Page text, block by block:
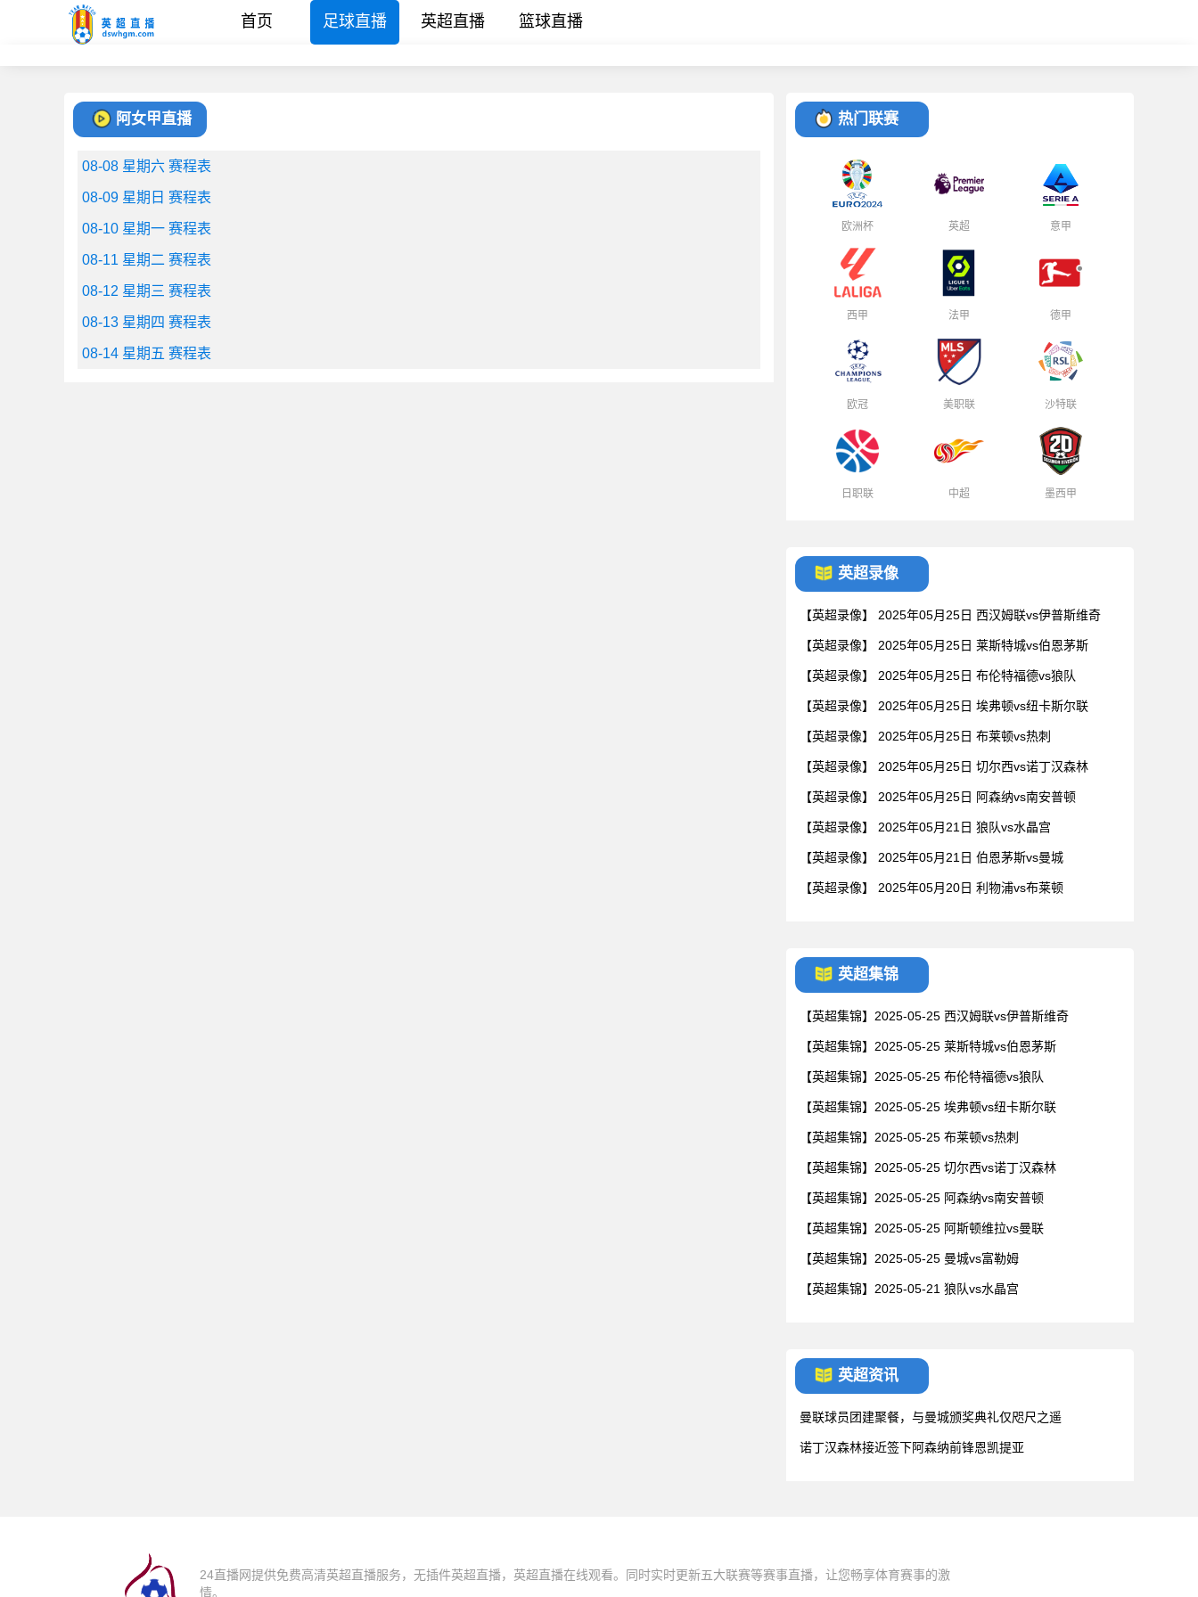
首页 足球直播 英超直播 篮球直播
阿女甲直播
08-08 星期六 赛程表
08-09 星期日 赛程表
08-10 星期一 赛程表
08-11 星期二 赛程表
08-12 星期三 赛程表
08-13 星期四 赛程表
08-14 星期五 赛程表
热门联赛
欧洲杯 英超 意甲
西甲 法甲 德甲
欧冠 美职联 沙特联
日职联 中超 墨西甲
英超录像
【英超录像】 2025年05月25日 西汉姆联vs伊普斯维奇
【英超录像】 2025年05月25日 莱斯特城vs伯恩茅斯
【英超录像】 2025年05月25日 布伦特福德vs狼队
【英超录像】 2025年05月25日 埃弗顿vs纽卡斯尔联
【英超录像】 2025年05月25日 布莱顿vs热刺
【英超录像】 2025年05月25日 切尔西vs诺丁汉森林
【英超录像】 2025年05月25日 阿森纳vs南安普顿
【英超录像】 2025年05月21日 狼队vs水晶宫
【英超录像】 2025年05月21日 伯恩茅斯vs曼城
【英超录像】 2025年05月20日 利物浦vs布莱顿
英超集锦
【英超集锦】2025-05-25 西汉姆联vs伊普斯维奇
【英超集锦】2025-05-25 莱斯特城vs伯恩茅斯
【英超集锦】2025-05-25 布伦特福德vs狼队
【英超集锦】2025-05-25 埃弗顿vs纽卡斯尔联
【英超集锦】2025-05-25 布莱顿vs热刺
【英超集锦】2025-05-25 切尔西vs诺丁汉森林
【英超集锦】2025-05-25 阿森纳vs南安普顿
【英超集锦】2025-05-25 阿斯顿维拉vs曼联
【英超集锦】2025-05-25 曼城vs富勒姆
【英超集锦】2025-05-21 狼队vs水晶宫
英超资讯
曼联球员团建聚餐，与曼城颁奖典礼仅咫尺之遥
诺丁汉森林接近签下阿森纳前锋恩凯提亚
24直播网提供免费高清英超直播服务，无插件英超直播，英超直播在线观看。同时实时更新五大联赛等赛事直播，让您畅享体育赛事的激
情。